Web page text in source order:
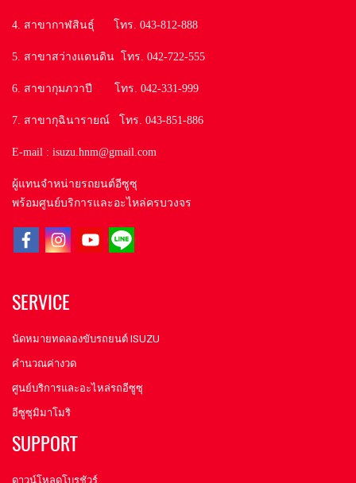
4. สาขากาฬสินธุ์ โทร. 043-812-888
5. สาขาสว่างแดนดิน โทร. 042-722-555
6. สาขากุมภวาปี โทร. 042-331-999
7. สาขากุฉินารายณ์ โทร. 043-851-886
E-mail : isuzu.hnm@gmail.com
ผู้แทนจำหน่ายรถยนต์อีซูซุ
พร้อมศูนย์บริการและอะไหล่ครบวงจร
SERVICE
นัดหมายทดลองขับรถยนต์ ISUZU
คำนวณค่างวด
ศูนย์บริการและอะไหล่รถอีซูซุ
อีซูซุมิมาโมริ
SUPPORT
ดาวน์โหลดโบรชัวร์